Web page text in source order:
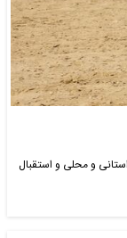
و محلی و استقبال